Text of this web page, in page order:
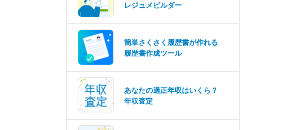
レジュメビルダー
簡単さくさく履歴書が作れる
履歴書作成ツール
あなたの適正年収はいくら？
年収査定